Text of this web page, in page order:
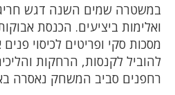
במשטרה שמים השנה דגש חריג
ואלימות ביציעים. הכנסת
מסכות סקי ופריטים לכיסוי
להוביל לקנסות, הרחקות
רחפנים סביב המשחק נאסרה